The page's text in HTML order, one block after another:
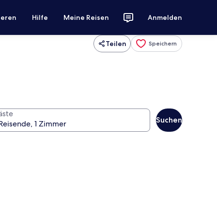
Hilfe Meine Reisen Anmelden
Teilen Speichern
Suchen